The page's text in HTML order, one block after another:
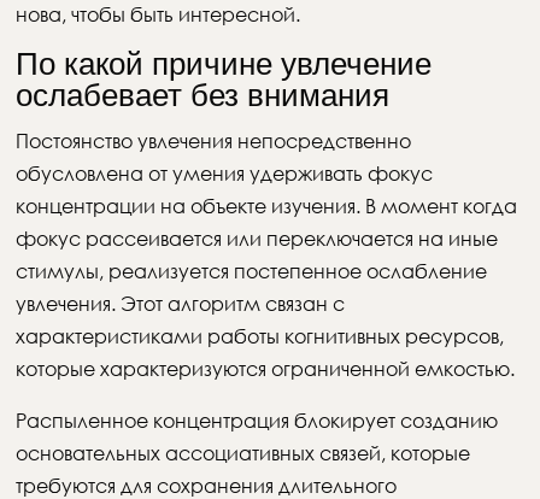
нова, чтобы быть интересной.
По какой причине увлечение
ослабевает без внимания
Постоянство увлечения непосредственно
обусловлена от умения удерживать фокус
концентрации на объекте изучения. В момент когда
фокус рассеивается или переключается на иные
стимулы, реализуется постепенное ослабление
увлечения. Этот алгоритм связан с
характеристиками работы когнитивных ресурсов,
которые характеризуются ограниченной емкостью.
Распыленное концентрация блокирует созданию
основательных ассоциативных связей, которые
требуются для сохранения длительного